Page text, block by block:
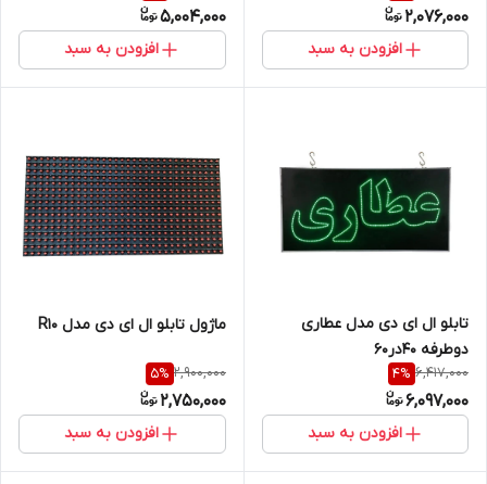
2,076,000
افزودن به سبد
5,004,000
افزودن به سبد
تابلو ال ای دی مدل عطاری
دوطرفه 40در60
6,417,000
4%
6,097,000
افزودن به سبد
ماژول تابلو ال ای دی مدل R10
2,900,000
5%
2,750,000
افزودن به سبد